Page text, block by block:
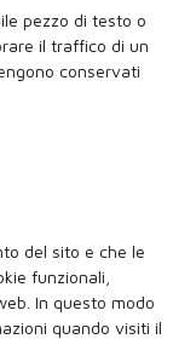
pezzo di testo o
il traffico di un
conservati
del sito e che le
funzionali,
In questo modo
quando visiti il